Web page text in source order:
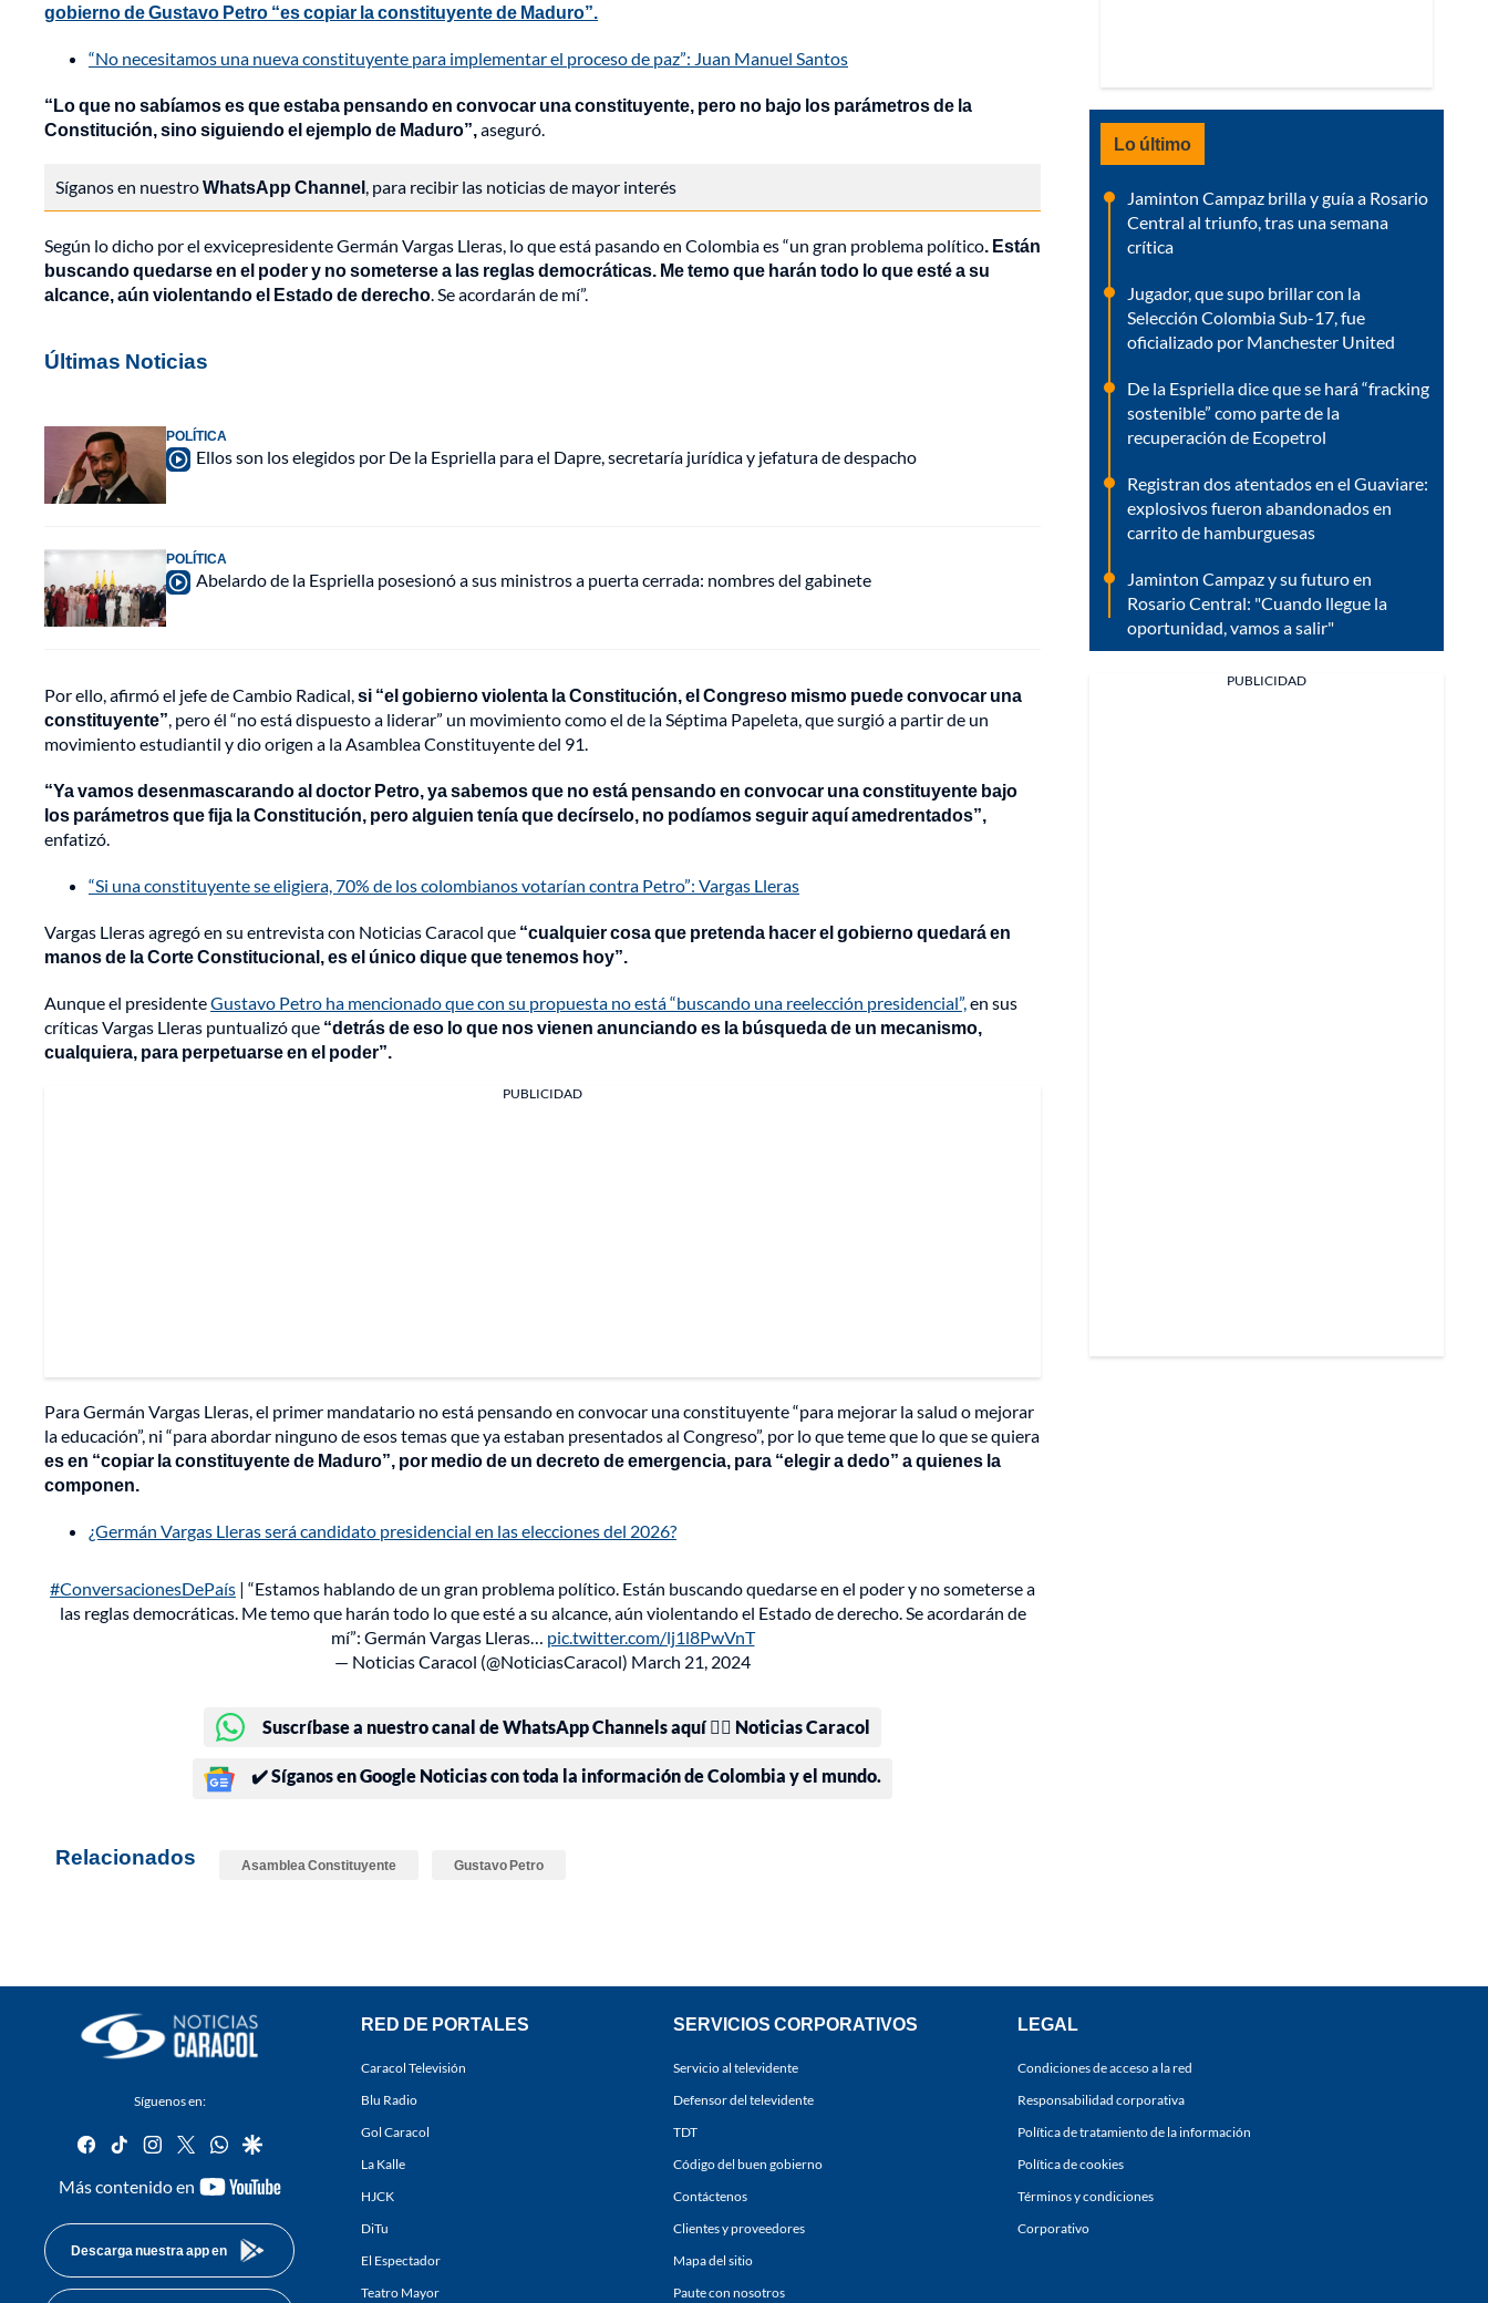
gobierno de Gustavo Petro “es copiar la constituyente de Maduro”.
“No necesitamos una nueva constituyente para implementar el proceso de paz”: Juan Manuel Santos
“Lo que no sabíamos es que estaba pensando en convocar una constituyente, pero no bajo los parámetros de la
Constitución, sino siguiendo el ejemplo de Maduro”,aseguró.
Síganos en nuestroWhatsApp Channel, para recibir las noticias de mayor interés
Según lo dicho por el exvicepresidente Germán Vargas Lleras, lo que está pasando en Colombia es “un gran problema político. Están
buscando quedarse en el poder y no someterse a las reglas democráticas. Me temo que harán todo lo que esté a su
alcance, aún violentando el Estado de derecho. Se acordarán de mí”.
Últimas Noticias
POLÍTICA
Ellos son los elegidos por De la Espriella para el Dapre, secretaría jurídica y jefatura de despacho
POLÍTICA
Abelardo de la Espriella posesionó a sus ministros a puerta cerrada: nombres del gabinete
Por ello, afirmó el jefe de Cambio Radical,si “el gobierno violenta la Constitución, el Congreso mismo puede convocar una
constituyente”, pero él “no está dispuesto a liderar” un movimiento como el de la Séptima Papeleta, que surgió a partir de un
movimiento estudiantil y dio origen a la Asamblea Constituyente del 91.
“Ya vamos desenmascarando al doctor Petro, ya sabemos que no está pensando en convocar una constituyente bajo
los parámetros que fija la Constitución, pero alguien tenía que decírselo, no podíamos seguir aquí amedrentados”,
enfatizó.
“Si una constituyente se eligiera, 70% de los colombianos votarían contra Petro”: Vargas Lleras
Vargas Lleras agregó en su entrevista con Noticias Caracol que “cualquier cosa que pretenda hacer el gobierno quedará en
manos de la Corte Constitucional, es el único dique que tenemos hoy”.
Aunque el presidenteGustavo Petro ha mencionado que con su propuesta no está “buscando una reelección presidencial”,en sus
críticas Vargas Lleras puntualizó que “detrás de eso lo que nos vienen anunciando es la búsqueda de un mecanismo,
cualquiera, para perpetuarse en el poder”.
PUBLICIDAD
Para Germán Vargas Lleras, el primer mandatario no está pensando en convocar una constituyente “para mejorar la salud o mejorar
la educación”, ni “para abordar ninguno de esos temas que ya estaban presentados al Congreso”, por lo que teme que lo que se quiera
es en “copiar la constituyente de Maduro”, por medio de un decreto de emergencia, para “elegir a dedo” a quienes la
componen.
¿Germán Vargas Lleras será candidato presidencial en las elecciones del 2026?
#ConversacionesDePaís | “Estamos hablando de un gran problema político. Están buscando quedarse en el poder y no someterse a
las reglas democráticas. Me temo que harán todo lo que esté a su alcance, aún violentando el Estado de derecho. Se acordarán de
mí”: Germán Vargas Lleras… pic.twitter.com/lj1l8PwVnT
— Noticias Caracol (@NoticiasCaracol) March 21, 2024
Suscríbase a nuestro canal de WhatsApp Channels aquí 👉🏻 Noticias Caracol
✔️ Síganos en Google Noticias con toda la información de Colombia y el mundo.
Relacionados Asamblea Constituyente Gustavo Petro
Lo último
Jaminton Campaz brilla y guía a Rosario
Central al triunfo, tras una semana
crítica
Jugador, que supo brillar con la
Selección Colombia Sub-17, fue
oficializado por Manchester United
De la Espriella dice que se hará “fracking
sostenible” como parte de la
recuperación de Ecopetrol
Registran dos atentados en el Guaviare:
explosivos fueron abandonados en
carrito de hamburguesas
Jaminton Campaz y su futuro en
Rosario Central: "Cuando llegue la
oportunidad, vamos a salir"
PUBLICIDAD
Síguenos en:
facebook
tiktok instagram
twitterwhatsapp
google
Más contenido en
youtube-
Descarga nuestra app en
RED DE PORTALES
Caracol Televisión
Blu Radio
Gol Caracol
La Kalle
HJCK
DiTu
El Espectador
Teatro Mayor
SERVICIOS CORPORATIVOS
Servicio al televidente
Defensor del televidente
TDT
Código del buen gobierno
Contáctenos
Clientes y proveedores
Mapa del sitio
Paute con nosotros
LEGAL
Condiciones de acceso a la red
Responsabilidad corporativa
Política de tratamiento de la información
Política de cookies
Términos y condiciones
Corporativo